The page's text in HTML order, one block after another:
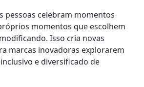
pessoas celebram momentos
momentos que escolhem
Isso cria novas
marcas inovadoras explorarem
e diversificado de